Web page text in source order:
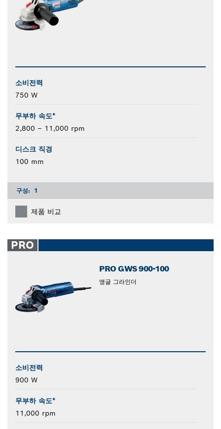
소비전력
750 W
무부하 속도*
2,800 – 11,000 rpm
디스크 직경
100 mm
구성: 1
제품 비교
PRO
PRO GWS 900-100
앵글 그라인더
소비전력
900 W
무부하 속도*
11,000 rpm